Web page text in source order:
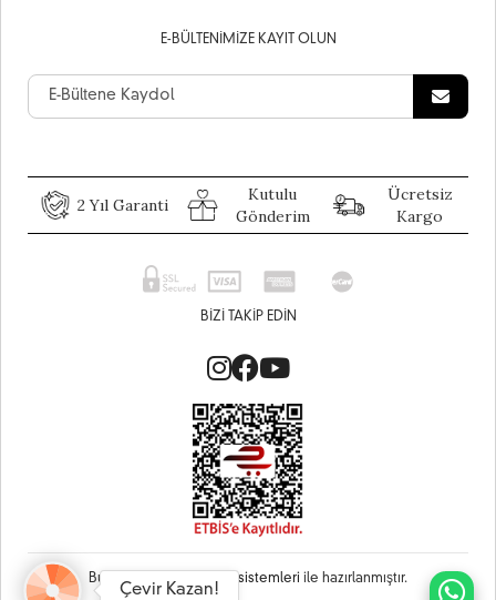
E-BÜLTENIMIZE KAYIT OLUN
2 Yıl Garanti
Kutulu
Gönderim
Ücretsiz
Kargo
BIZI TAKIP EDIN
Bu site Vikaon E-Ticaret sistemleri ile hazırlanmıştır.
Çevir Kazan!